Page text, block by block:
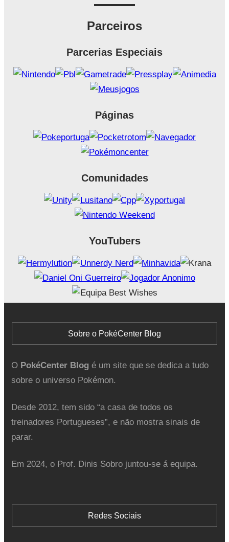
Parceiros
Parcerias Especiais
Páginas
Comunidades
YouTubers
Sobre o PokéCenter Blog
O PokéCenter Blogé um site que se dedica a tudo
sobre o universo Pokémon.
Desde 2012, tem sido “a casa de todos os
treinadores Portugueses”, e não mostra sinais de
parar.
Em 2024, o Prof. Dinis Sobro juntou-se á equipa.
Redes Sociais